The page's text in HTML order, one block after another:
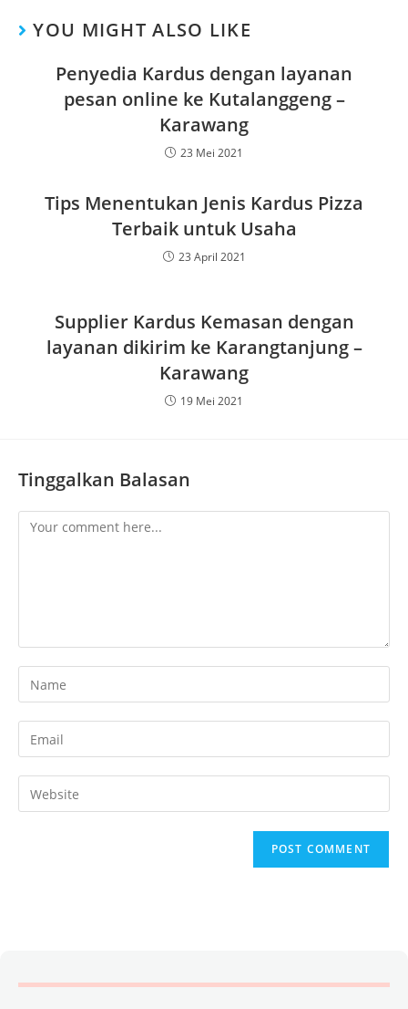
YOU MIGHT ALSO LIKE
Penyedia Kardus dengan layanan
pesan online ke Kutalanggeng –
Karawang
23 Mei 2021
Tips Menentukan Jenis Kardus Pizza
Terbaik untuk Usaha
23 April 2021
Supplier Kardus Kemasan dengan
layanan dikirim ke Karangtanjung –
Karawang
19 Mei 2021
Tinggalkan Balasan